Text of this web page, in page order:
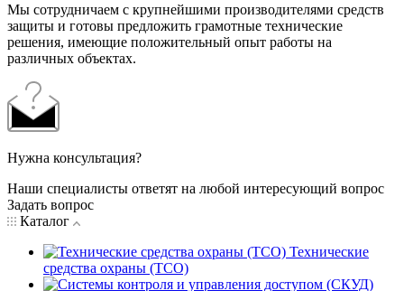
Мы сотрудничаем с крупнейшими производителями средств
защиты и готовы предложить грамотные технические
решения, имеющие положительный опыт работы на
различных объектах.
Нужна консультация?
Наши специалисты ответят на любой интересующий вопрос
Задать вопрос
Каталог
Технические
средства охраны (ТСО)